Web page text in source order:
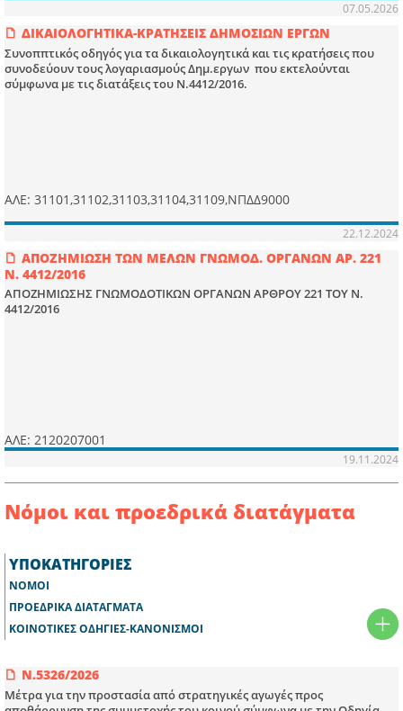
07.05.2026
ΔΙΚΑΙΟΛΟΓΗΤΙΚΑ-ΚΡΑΤΗΣΕΙΣ ΔΗΜΟΣΙΩΝ ΕΡΓΩΝ
Συνοππτικός οδηγός για τα δικαιολογητικά και τις κρατήσεις που
συνοδεύουν τους λογαριασμούς Δημ.εργων που εκτελούνται
σύμφωνα με τις διατάξεις του Ν.4412/2016.
ΑΛΕ: 31101,31102,31103,31104,31109,ΝΠΔΔ9000
22.12.2024
ΑΠΟΖΗΜΙΩΣΗ ΤΩΝ ΜΕΛΩΝ ΓΝΩΜΟΔ. ΟΡΓΑΝΩΝ ΑΡ. 221
Ν. 4412/2016
ΑΠΟΖΗΜΙΩΣΗΣ ΓΝΩΜΟΔΟΤΙΚΩΝ ΟΡΓΑΝΩΝ ΑΡΘΡΟΥ 221 ΤΟΥ Ν.
4412/2016
ΑΛΕ: 2120207001
19.11.2024
Νόμοι και προεδρικά διατάγματα
Ν.5326/2026
Μέτρα για την προστασία από στρατηγικές αγωγές προς
ΥΠΟΚΑΤΗΓΟΡΙΕΣ
ΝΟΜΟΙ
ΠΡΟΕΔΡΙΚΑ ΔΙΑΤΑΓΜΑΤΑ
ΚΟΙΝΟΤΙΚΕΣ ΟΔΗΓΙΕΣ-ΚΑΝΟΝΙΣΜΟΙ